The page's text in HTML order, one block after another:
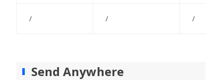
/ / /
Send Anywhere